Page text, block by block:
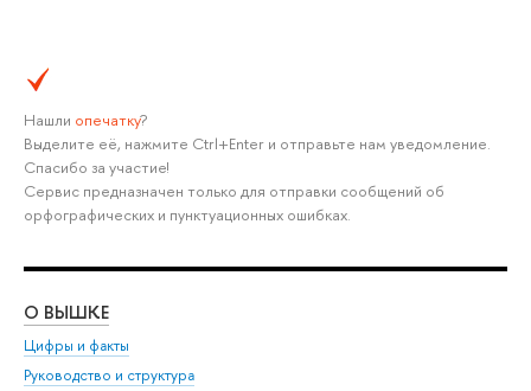
Нашли опечатку?
Выделите её, нажмите Ctrl+Enter и отправьте нам уведомление.
Спасибо за участие!
Сервис предназначен только для отправки сообщений об
орфографических и пунктуационных ошибках.
О ВЫШКЕ
Цифры и факты
Руководство и структура